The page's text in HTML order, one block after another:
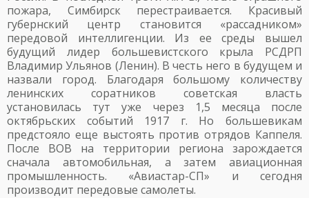
пожара, Симбирск перестраивается. Красивый
губернский центр становится «рассадником»
передовой интеллигенции. Из ее среды вышел
будущий лидер большевистского крыла РСДРП
Владимир Ульянов (Ленин). В честь него в будущем и
назвали город. Благодаря большому количеству
ленинских соратников советская власть
установилась тут уже через 1,5 месяца после
октябрьских событий 1917 г. Но большевикам
предстояло еще выстоять против отрядов Каппеля.
После ВОВ на территории региона зарождается
сначала автомобильная, а затем авиационная
промышленность. «Авиастар-СП» и сегодня
производит передовые самолеты.